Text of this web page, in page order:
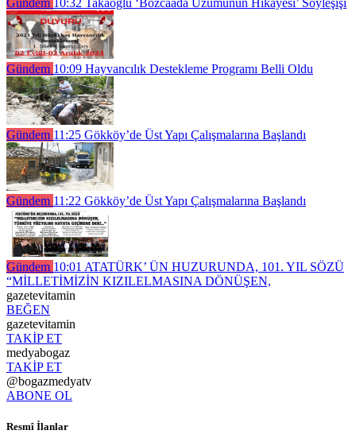
Gündem 10:09 Hayvancılık Destekleme Programı Belli Oldu
Gündem 11:25 Gökköy’de Üst Yapı Çalışmalarına Başlandı
Gündem 11:22 Gökköy’de Üst Yapı Çalışmalarına Başlandı
Gündem 10:01 ATATÜRK’ ÜN HUZURUNDA, 101. YIL SÖZÜ
“MİLLETİMİZİN KIZILELMASINA DÖNÜŞEN,
gazetevitamin
BEĞEN
gazetevitamin
TAKİP ET
medyabogaz
TAKİP ET
@bogazmedyatv
ABONE OL
Resmî İlanlar